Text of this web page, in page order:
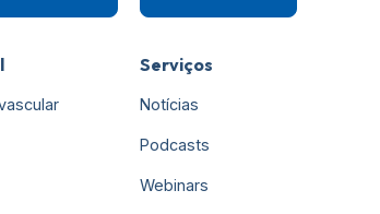
Serviços
Notícias
Podcasts
Webinars